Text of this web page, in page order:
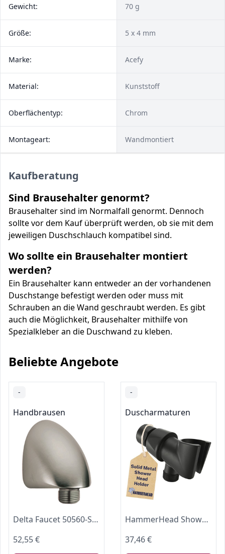
Gewicht: 70 g
Größe: 5 x 4 mm
Marke: Acefy
Material: Kunststoff
Oberflächentyp: Chrom
Montageart: Wandmontiert
Kaufberatung
Sind Brausehalter genormt?
Brausehalter sind im Normalfall genormt. Dennoch
sollte vor dem Kauf überprüft werden, ob sie mit dem
jeweiligen Duschschlauch kompatibel sind.
Wo sollte ein Brausehalter montiert
werden?
Ein Brausehalter kann entweder an der vorhandenen
Duschstange befestigt werden oder muss mit
Schrauben an die Wand geschraubt werden. Es gibt
auch die Möglichkeit, Brausehalter mithilfe von
Spezialkleber an die Duschwand zu kleben.
Beliebte Angebote
-
Handbrausen
Delta Faucet 50560-SS Wandbogen für Handbrause Edelstahl
52,55 €
-
Duscharmaturen
HammerHead Showers® Handbrausehalter aus Metall – Mattschwarz – verstellbarer Duschstabhalter mit Universal-Wandhaken und Messing-Kugeln – Handbrausekopfhalter
37,46 €